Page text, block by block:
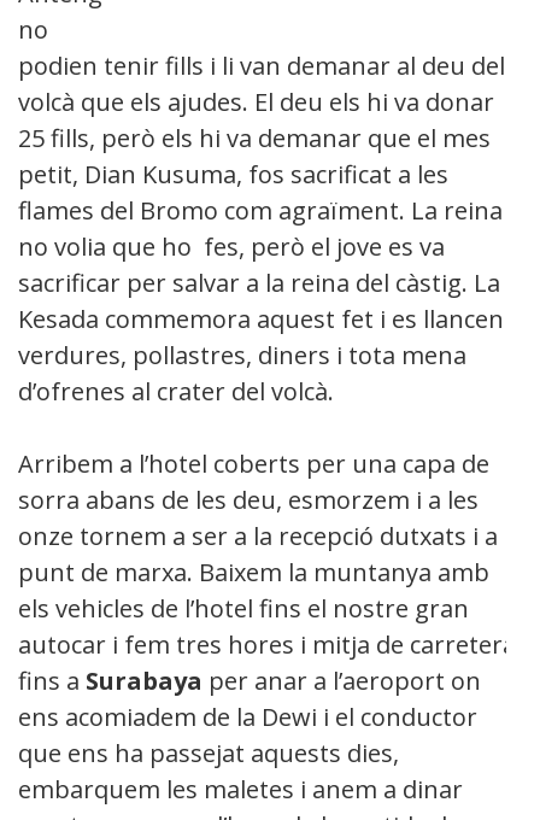
no
podien tenir fills i li van demanar al deu del
volcà que els ajudes. El deu els hi va donar
25 fills, però els hi va demanar que el mes
petit, Dian Kusuma, fos sacrificat a les
flames del Bromo com agraïment. La reina
no volia que ho fes, però el jove es va
sacrificar per salvar a la reina del càstig. La
Kesada commemora aquest fet i es llancen
verdures, pollastres, diners i tota mena
d’ofrenes al crater del volcà.
Arribem a l’hotel coberts per una capa de
sorra abans de les deu, esmorzem i a les
onze tornem a ser a la recepció dutxats i a
punt de marxa. Baixem la muntanya amb
els vehicles de l’hotel fins el nostre gran
autocar i fem tres hores i mitja de carretera
fins a Surabaya per anar a l’aeroport on
ens acomiadem de la Dewi i el conductor
que ens ha passejat aquests dies,
embarquem les maletes i anem a dinar